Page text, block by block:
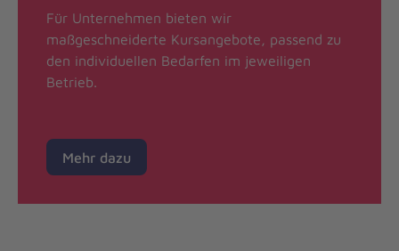
Für Unternehmen bieten wir
maßgeschneiderte Kursangebote, passend zu
den individuellen Bedarfen im jeweiligen
Betrieb.
Mehr dazu